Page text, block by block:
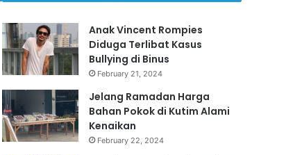
Anak Vincent Rompies
Diduga Terlibat Kasus
Bullying di Binus
February 21, 2024
Jelang Ramadan Harga
Bahan Pokok di Kutim Alami
Kenaikan
February 22, 2024